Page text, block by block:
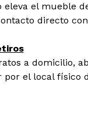
eleva el mueble
directo
a domicilio,
por el local físico